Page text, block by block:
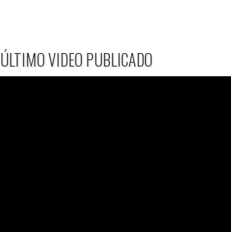
ÚLTIMO VIDEO PUBLICADO